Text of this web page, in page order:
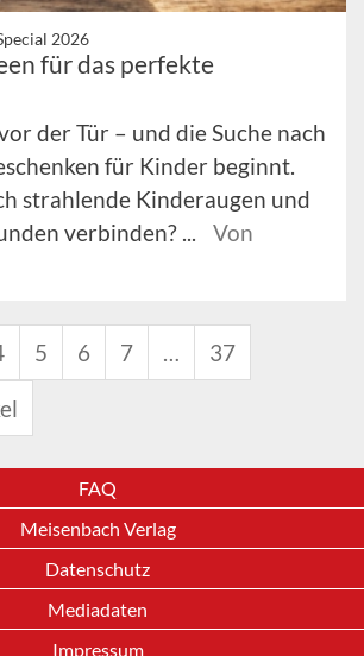
2026
für das perfekte
der Tür – und die Suche nach
für Kinder beginnt.
strahlende Kinderaugen und
verbinden? ...
Von
5 6 7 … 37
FAQ
Meisenbach Verlag
Datenschutz
Mediadaten
Impressum